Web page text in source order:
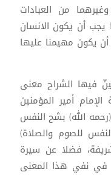
من العبادات
يجب أن يكون الانسان
يكون مهيمنا عليها
فيها الشراح معنى
أمير المؤمنين
الله) بشح النفس
للصوم والصلاة)
فضلا عن سيرة
في نفي هذا المعنى